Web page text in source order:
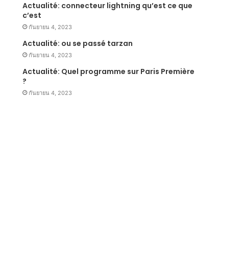
Actualité: connecteur lightning qu’est ce que
c’est
กันยายน 4, 2023
Actualité: ou se passé tarzan
กันยายน 4, 2023
Actualité: Quel programme sur Paris Première
?
กันยายน 4, 2023